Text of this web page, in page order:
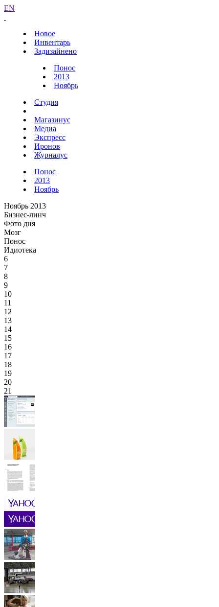
EN
Новое
Инвентарь
Задизайнено
Понос
2013
Ноябрь
Студия
Магазинус
Медиа
Экспресс
Иронов
Журналус
Понос
2013
Ноябрь
Ноябрь 2013
Бизнес-линч
Фото дня
Мозг
Понос
Идиотека
6
7
8
9
10
11
12
13
14
15
16
17
18
19
20
21